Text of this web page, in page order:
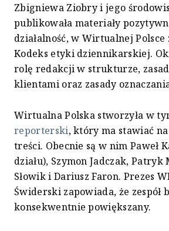
Zbigniewa Ziobry i jego
publikowała materiały
działalność, w Wirtualnej Polsce
Kodeks etyki dziennikarskiej.
rolę redakcji w strukturze,
klientami oraz zasady
Wirtualna Polska stworzyła w
reporterski, który ma stawiać
treści. Obecnie są w nim Paweł
działu), Szymon Jadczak,
Słowik i Dariusz Faron. Prezes
Świderski zapowiada, że zespół
konsekwentnie powiększany.